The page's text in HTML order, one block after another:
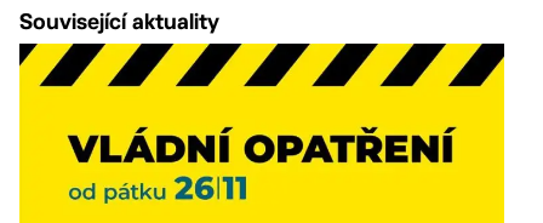
Související aktuality